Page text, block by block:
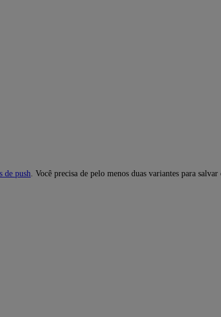
de push . Você precisa de pelo menos duas variantes para salvar